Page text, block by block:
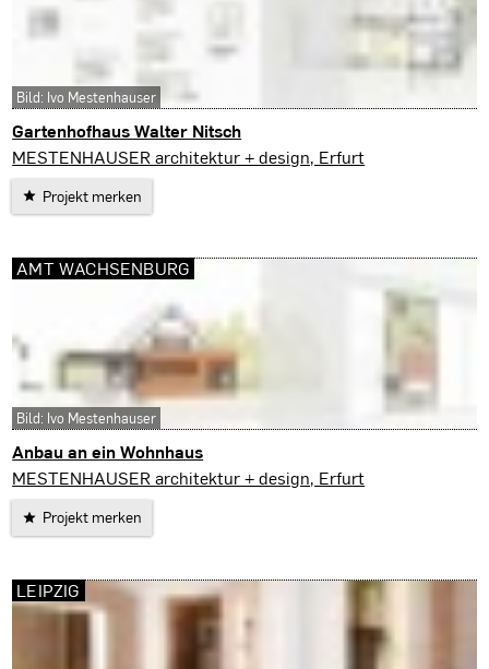
Gartenhofhaus Walter Nitsch
Erfurt
MESTENHAUSER architektur + design, Erfurt
Projekt merken
Bild: Ivo Mestenhauser
Anbau an ein Wohnhaus
Amt Wachsenburg
MESTENHAUSER architektur + design, Erfurt
Projekt merken
AMT WACHSENBURG
Bild: Ivo Mestenhauser
LEIPZIG